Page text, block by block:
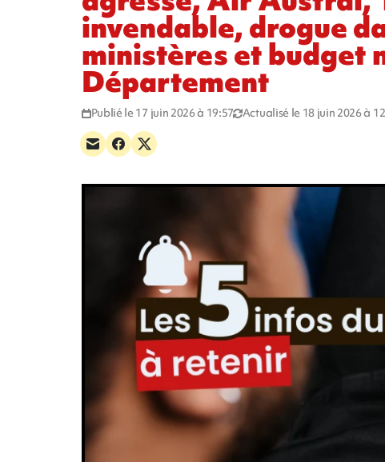
invendable, drogue
ministères et budget
Département
Publié le 17 juin 2026 à 19:57 Actualisé le 18 juin 2026 à